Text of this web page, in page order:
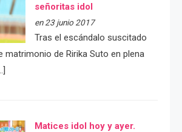
señoritas idol
en 23 junio 2017
Tras el escándalo suscitado
matrimonio de Ririka Suto en plena
Matices idol hoy y ayer.